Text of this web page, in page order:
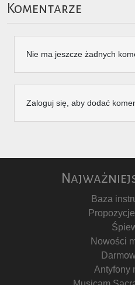
Komentarze
Nie ma jeszcze żadnych
Zaloguj się, aby dodać
Baza
Nowości
Antyfony